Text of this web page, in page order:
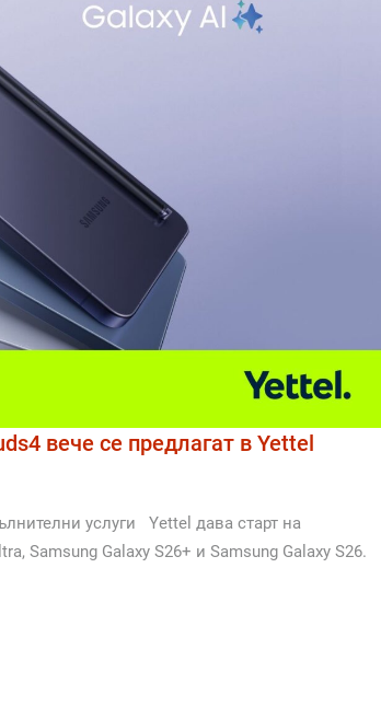
вече се предлагат в Yettel
услуги Yettel дава старт на
Samsung Galaxy S26+ и Samsung Galaxy S26.